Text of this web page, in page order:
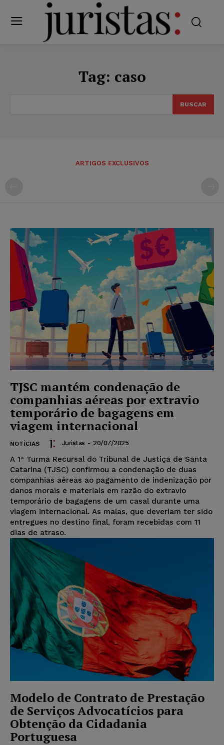
Tag: caso
BUSCAR
ARTIGOS EXCLUSIVOS
TJSC mantém condenação de
companhias aéreas por extravio
temporário de bagagens em
viagem internacional
NOTÍCIAS Juristas - 20/07/2025
A 1ª Turma Recursal do Tribunal de Justiça de Santa
Catarina (TJSC) confirmou a condenação de duas
companhias aéreas ao pagamento de indenização por
danos morais e materiais em razão do extravio
temporário de bagagens de um casal durante uma
viagem internacional. As malas, que deveriam ter sido
entregues no destino final, foram recebidas com 11
dias de atraso.
Modelo de Contrato de Prestação
de Serviços Advocatícios para
Obtenção da Cidadania
Portuguesa